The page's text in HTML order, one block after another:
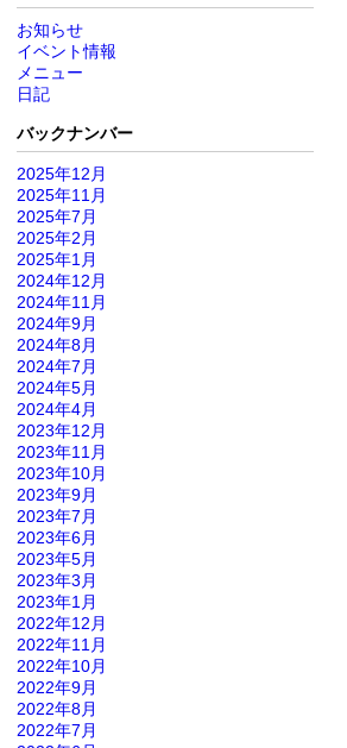
お知らせ
イベント情報
メニュー
日記
バックナンバー
2025年12月
2025年11月
2025年7月
2025年2月
2025年1月
2024年12月
2024年11月
2024年9月
2024年8月
2024年7月
2024年5月
2024年4月
2023年12月
2023年11月
2023年10月
2023年9月
2023年7月
2023年6月
2023年5月
2023年3月
2023年1月
2022年12月
2022年11月
2022年10月
2022年9月
2022年8月
2022年7月